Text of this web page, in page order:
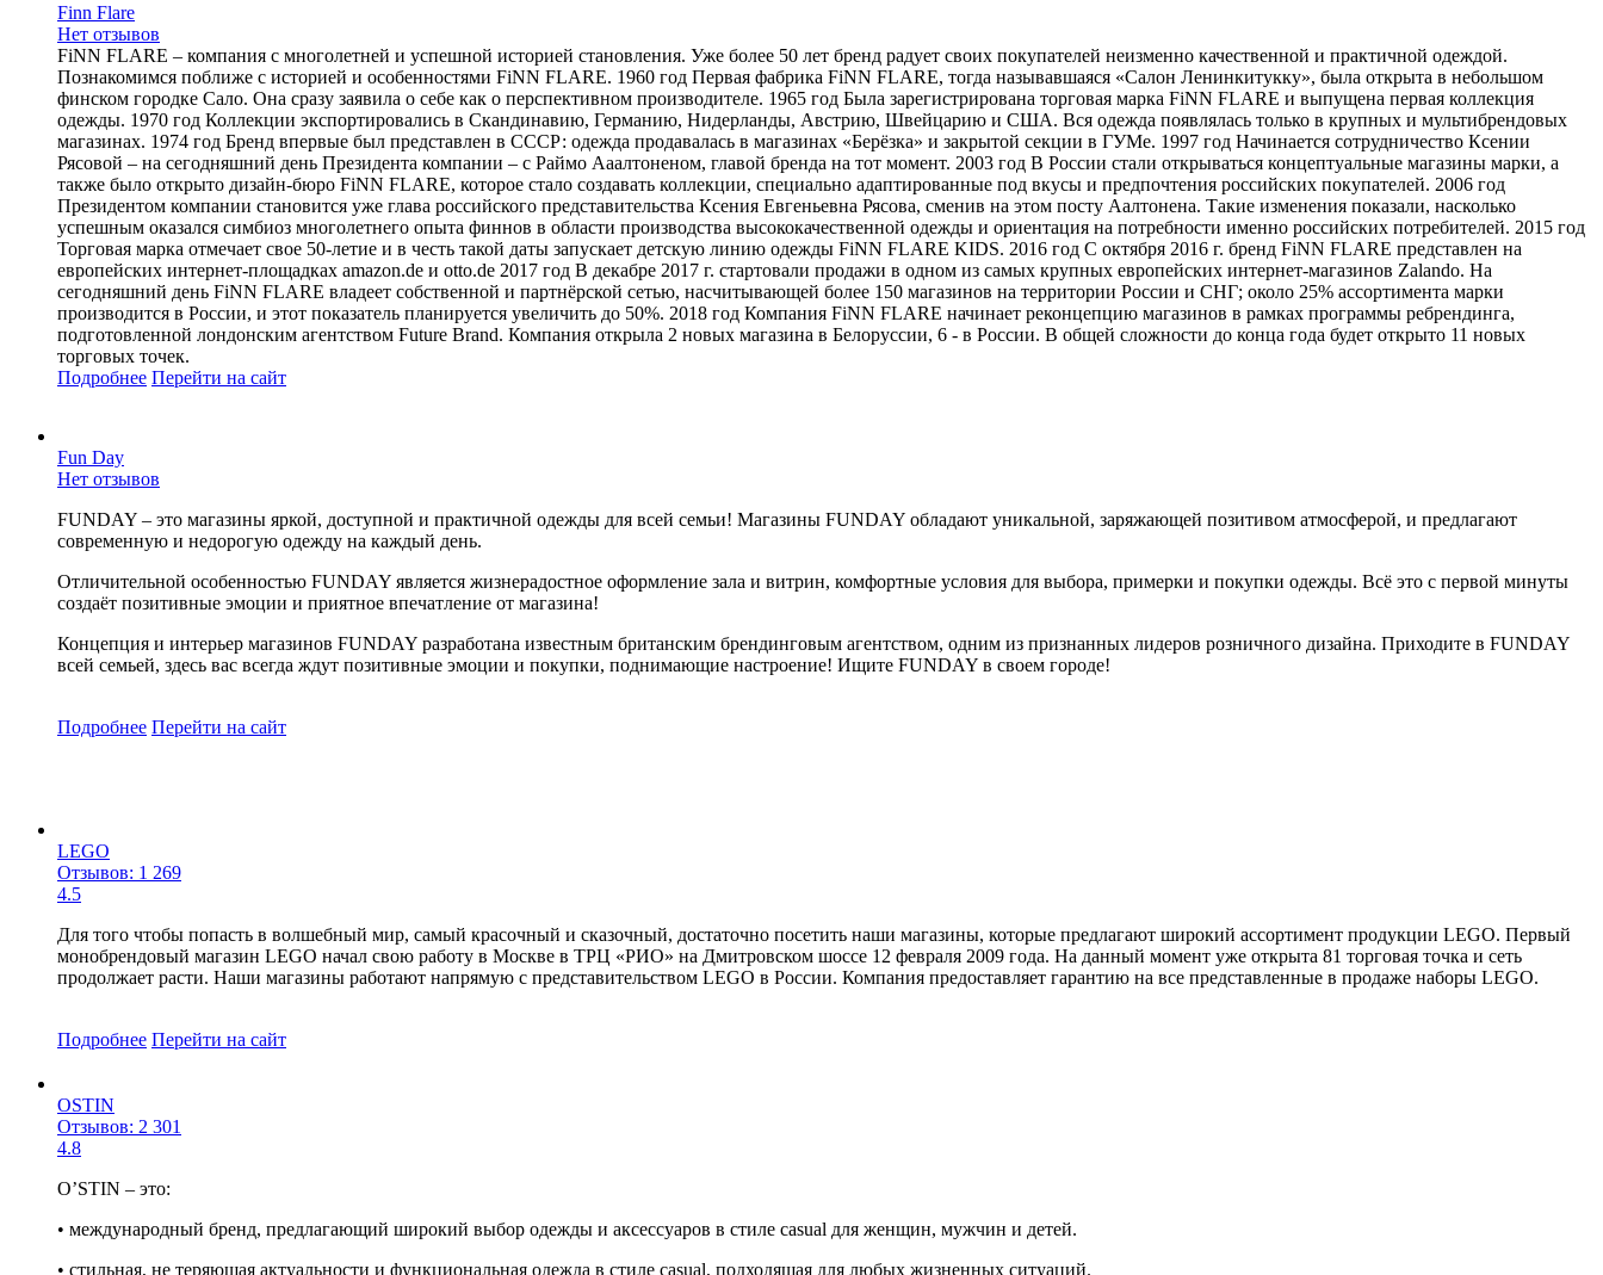
Finn Flare
Нет отзывов
FiNN FLARE – компания с многолетней и успешной историей становления. Уже более 50 лет бренд радует своих покупателей неизменно качественной и практичной одеждой.
Познакомимся поближе с историей и особенностями FiNN FLARE. 1960 год Первая фабрика FiNN FLARE, тогда называвшаяся «Салон Ленинкитукку», была открыта в небольшом
финском городке Сало. Она сразу заявила о себе как о перспективном производителе. 1965 год Была зарегистрирована торговая марка FiNN FLARE и выпущена первая коллекция
одежды. 1970 год Коллекции экспортировались в Скандинавию, Германию, Нидерланды, Австрию, Швейцарию и США. Вся одежда появлялась только в крупных и мультибрендовых
магазинах. 1974 год Бренд впервые был представлен в СССР: одежда продавалась в магазинах «Берёзка» и закрытой секции в ГУМе. 1997 год Начинается сотрудничество Ксении
Рясовой – на сегодняшний день Президента компании – с Раймо Ааалтоненом, главой бренда на тот момент. 2003 год В России стали открываться концептуальные магазины марки, а
также было открыто дизайн-бюро FiNN FLARE, которое стало создавать коллекции, специально адаптированные под вкусы и предпочтения российских покупателей. 2006 год
Президентом компании становится уже глава российского представительства Ксения Евгеньевна Рясова, сменив на этом посту Аалтонена. Такие изменения показали, насколько
успешным оказался симбиоз многолетнего опыта финнов в области производства высококачественной одежды и ориентация на потребности именно российских потребителей. 2015 год
Торговая марка отмечает свое 50-летие и в честь такой даты запускает детскую линию одежды FiNN FLARE KIDS. 2016 год С октября 2016 г. бренд FiNN FLARE представлен на
европейских интернет-площадках amazon.de и otto.de 2017 год В декабре 2017 г. стартовали продажи в одном из самых крупных европейских интернет-магазинов Zalando. На
сегодняшний день FiNN FLARE владеет собственной и партнёрской сетью, насчитывающей более 150 магазинов на территории России и СНГ; около 25% ассортимента марки
производится в России, и этот показатель планируется увеличить до 50%. 2018 год Компания FiNN FLARE начинает реконцепцию магазинов в рамках программы ребрендинга,
подготовленной лондонским агентством Future Brand. Компания открыла 2 новых магазина в Белоруссии, 6 - в России. В общей сложности до конца года будет открыто 11 новых
торговых точек.
Подробнее Перейти на сайт
Fun Day
Нет отзывов
FUNDAY – это магазины яркой, доступной и практичной одежды для всей семьи! Магазины FUNDAY обладают уникальной, заряжающей позитивом атмосферой, и предлагают
современную и недорогую одежду на каждый день.
Отличительной особенностью FUNDAY является жизнерадостное оформление зала и витрин, комфортные условия для выбора, примерки и покупки одежды. Всё это с первой минуты
создаёт позитивные эмоции и приятное впечатление от магазина!
Концепция и интерьер магазинов FUNDAY разработана известным британским брендинговым агентством, одним из признанных лидеров розничного дизайна. Приходите в FUNDAY
всей семьей, здесь вас всегда ждут позитивные эмоции и покупки, поднимающие настроение! Ищите FUNDAY в своем городе!
Подробнее Перейти на сайт
LEGO
Отзывов: 1 269
4.5
Для того чтобы попасть в волшебный мир, самый красочный и сказочный, достаточно посетить наши магазины, которые предлагают широкий ассортимент продукции LEGO. Первый
монобрендовый магазин LEGO начал свою работу в Москве в ТРЦ «РИО» на Дмитровском шоссе 12 февраля 2009 года. На данный момент уже открыта 81 торговая точка и сеть
продолжает расти. Наши магазины работают напрямую с представительством LEGO в России. Компания предоставляет гарантию на все представленные в продаже наборы LEGO.
Подробнее Перейти на сайт
OSTIN
Отзывов: 2 301
4.8
O’STIN – это:
• международный бренд, предлагающий широкий выбор одежды и аксессуаров в стиле casual для женщин, мужчин и детей.
• стильная, не теряющая актуальности и функциональная одежда в стиле casual, подходящая для любых жизненных ситуаций.